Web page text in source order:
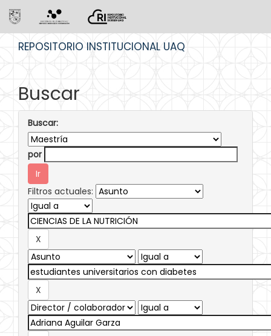
REPOSITORIO INSTITUCIONAL UAQ
Buscar
Buscar:
por
Filtros actuales: